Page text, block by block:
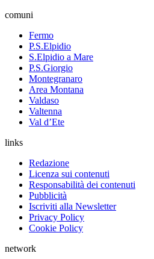
comuni
Fermo
P.S.Elpidio
S.Elpidio a Mare
P.S.Giorgio
Montegranaro
Area Montana
Valdaso
Valtenna
Val d’Ete
links
Redazione
Licenza sui contenuti
Responsabilità dei contenuti
Pubblicità
Iscriviti alla Newsletter
Privacy Policy
Cookie Policy
network